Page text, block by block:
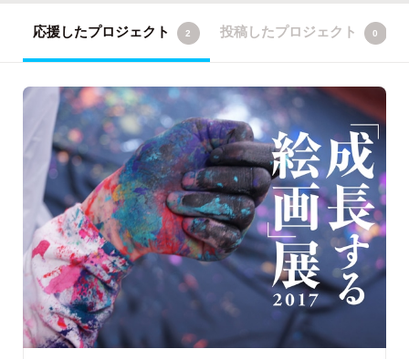
応援したプロジェクト 2 投稿したプロジェクト 0